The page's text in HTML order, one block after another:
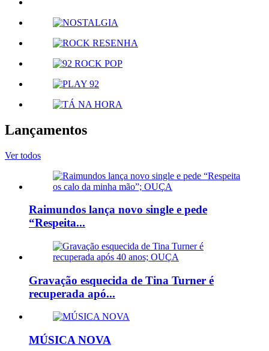
Lançamentos
Ver todos
Raimundos lança novo single e pede
“Respeita...
Gravação esquecida de Tina Turner é
recuperada apó...
MÚSICA NOVA